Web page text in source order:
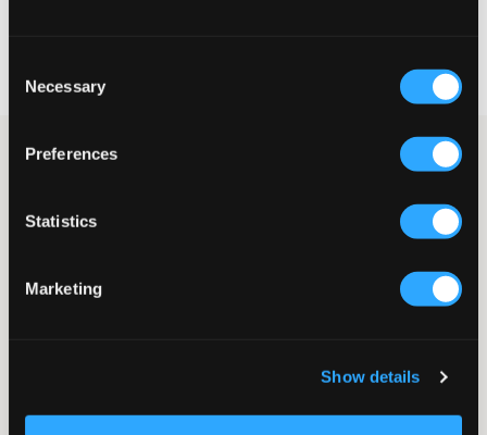
Selection
Necessary
Preferences
Statistics
Marketing
Show details
Retur- og bytterett i 60 dager
Lys grå strikket topp fra Grunt. Med sin myke strikk og klassiske
runde halsutringning gir den et tidløst utseende som enkelt kan
genseren vaskes før bruk for å bevare den fine passformen så
Rund halsutringning
SKU:134807-003